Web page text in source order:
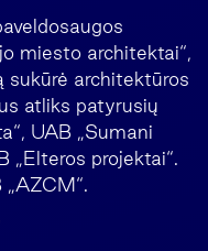
miesto architektai“,
sukūrė architektūros
atliks patyrusių
UAB „Sumani
„Elteros projektai“.